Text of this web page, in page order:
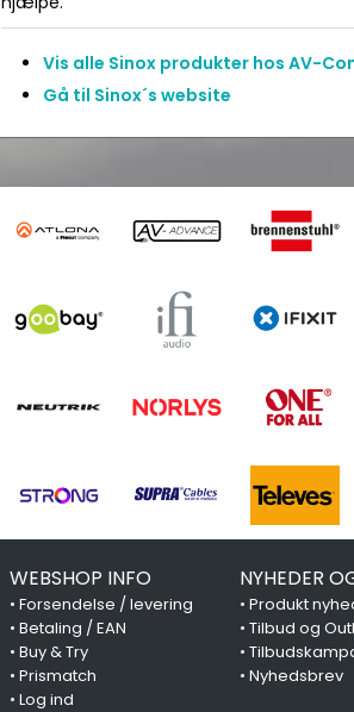
Vis alle Sinox produkter hos AV-
Gå til Sinox´s website
WEBSHOP INFO
• Forsendelse / levering
• Betaling / EAN
• Buy & Try
• Prismatch
• Log ind
NYHEDER
• Produkt
• Tilbud og
•
• Nyhedsbrev